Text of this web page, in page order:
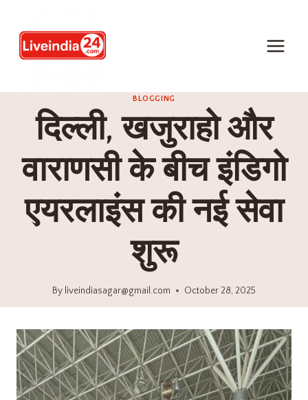
BLOGGING
दिल्ली, खजुराहो और
वाराणसी के बीच इंडिगो
एयरलाइंस की नई सेवा
शुरू
By liveindiasagar@gmail.com October 28, 2025